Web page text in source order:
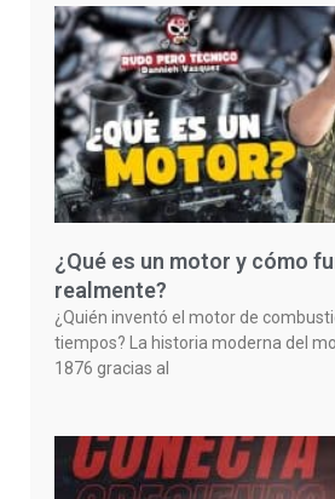
¿Qué es un motor y cómo
realmente?
¿Quién inventó el motor de
tiempos? La historia moderna del
1876 gracias al